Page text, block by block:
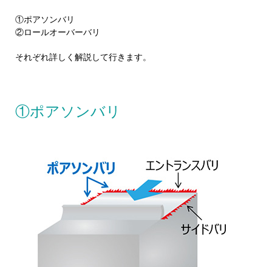
①ポアソンバリ
②ロールオーバーバリ
それぞれ詳しく解説して行きます。
①ポアソンバリ